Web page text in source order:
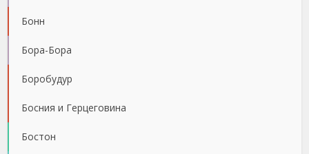
Бонн
Бора-Бора
Боробудур
Босния и Герцеговина
Бостон